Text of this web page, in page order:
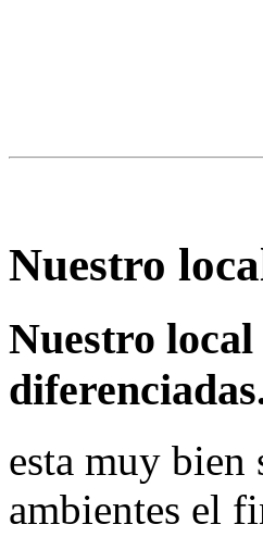
Nuestro
Nuestro
esta muy bien
ambientes el